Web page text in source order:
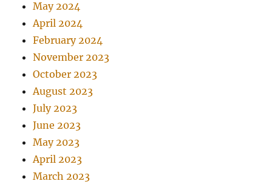
May 2024
April 2024
February 2024
November 2023
October 2023
August 2023
July 2023
June 2023
May 2023
April 2023
March 2023